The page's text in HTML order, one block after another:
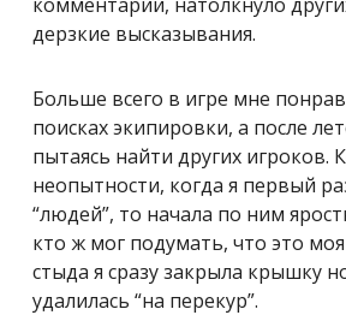
дерзкие высказывания.
Больше всего в игре мне
поисках экипировки, а после
пытаясь найти других игроков.
неопытности, когда я первый
“людей”, то начала по ним
кто ж мог подумать, что это
стыда я сразу закрыла крышку
удалилась “на перекур”.